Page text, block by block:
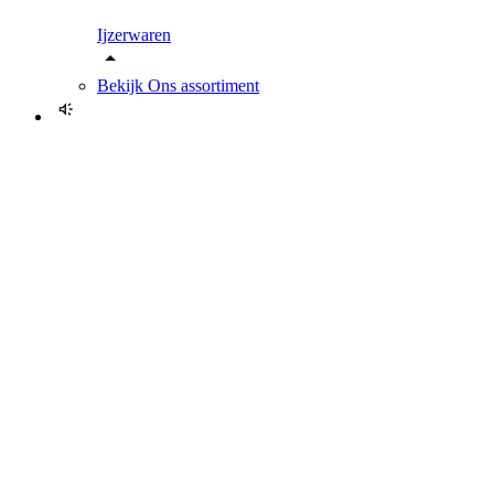
Ijzerwaren
Bekijk Ons assortiment